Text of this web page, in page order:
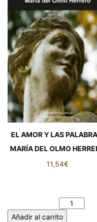
EL AMOR Y LAS
MARÍA DEL OLMO
11,54€
Añadir al carrito